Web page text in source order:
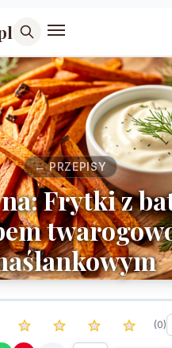
← PRZEPISY
Frytki z
(0)